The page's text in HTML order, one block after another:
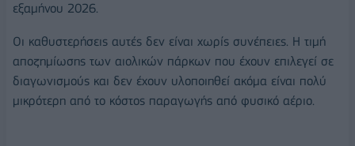
εξαμήνου 2026.
Οι καθυστερήσεις αυτές δεν είναι χωρίς συνέπειες. Η τιμή
αποζημίωσης των αιολικών πάρκων που έχουν επιλεγεί σε
διαγωνισμούς και δεν έχουν υλοποιηθεί ακόμα είναι πολύ
μικρότερη από το κόστος παραγωγής από φυσικό αέριο.